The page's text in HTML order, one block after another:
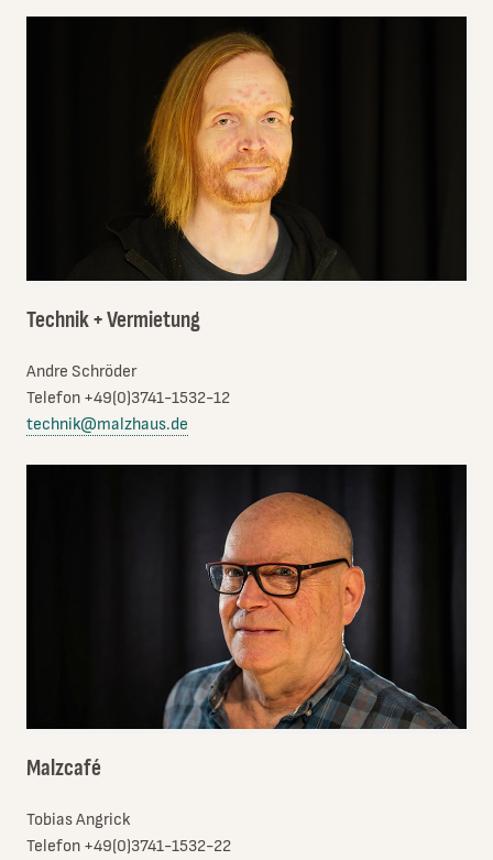
Technik + Vermietung
Andre Schröder
Telefon +49(0)3741-1532-12
technik@malzhaus.de
Malzcafé
Tobias Angrick
Telefon +49(0)3741-1532-22